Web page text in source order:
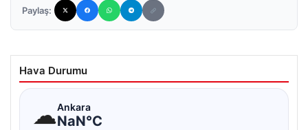
Paylaş:
Hava Durumu
☁Ankara
NaN°C